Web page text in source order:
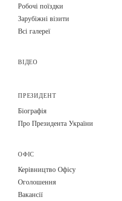
Робочі поїздки
Зарубіжні візити
Всі галереї
ВІДЕО
ПРЕЗИДЕНТ
Біографія
Про Президента України
ОФІС
Керівництво Офісу
Оголошення
Вакансії